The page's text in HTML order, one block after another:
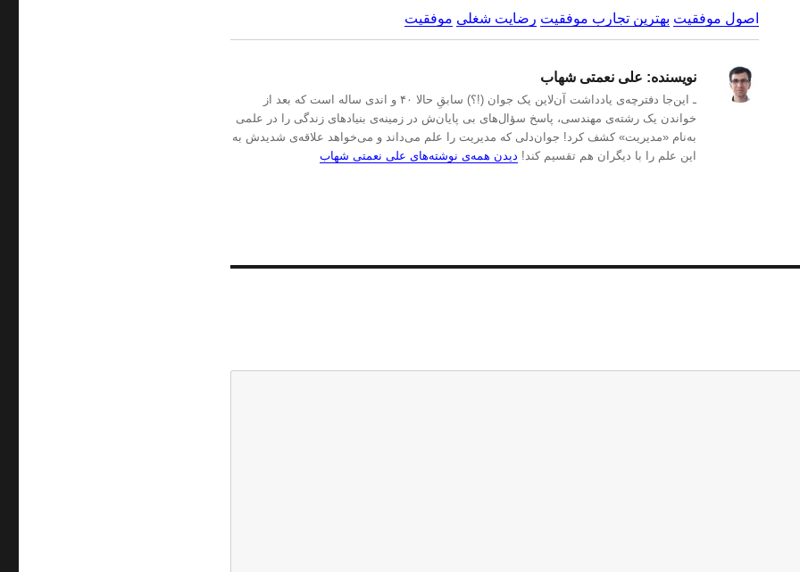
اصول موفقیت بهترین تجارب موفقیت رضایت شغلی موفقیت
نویسنده: علی نعمتی شهاب
ـ این‌جا دفترچه‌ی یادداشت‌ آن‌لاین یک جوان (!؟) سابقِ حالا ۴۰ و اندی ساله است که بعد از
خواندن یک رشته‌ی مهندسی، پاسخ سؤال‌های بی پایان‌ش در زمینه‌ی بنیادهای زندگی را در علمی
به‌نام «مدیریت» کشف کرد! جوان‌دلی که مدیریت را علم می‌داند و می‌خواهد علاقه‌ی شدیدش به
این علم را با دیگران هم تقسیم کند! دیدن همه‌ی نوشته‌های علی نعمتی شهاب